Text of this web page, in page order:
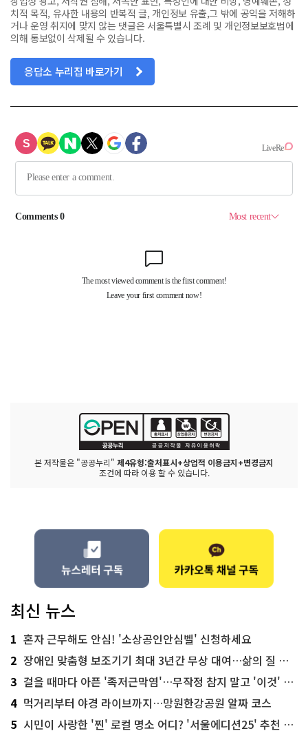
치적 목적, 유사한 내용의 반복적 글, 개인정보 유출,그 밖에 공익을 저해하
거나 운영 취지에 맞지 않는 댓글은 서울특별시 조례 및 개인정보보호법에
의해 통보없이 삭제될 수 있습니다.
응답소 누리집 바로가기
본 저작물은 "공공누리" 제4유형:출처표시+상업적 이용금지+변경금지
조건에 따라 이용 할 수 있습니다.
최신 뉴스
1 혼자 근무해도 안심! '소상공인안심벨' 신청하세요
2 장애인 맞춤형 보조기기 최대 3년간 무상 대여…삶의 질 높인다
3 걸을 때마다 아픈 '족저근막염'…무작정 참지 말고 '이것' 해보세요!
4 먹거리부터 야경 라이브까지…망원한강공원 알짜 코스
5 시민이 사랑한 '찐' 로컬 명소 어디? '서울에디션25' 추천 코스